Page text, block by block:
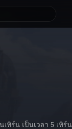
ทิร์น เป็นเวลา 5 เทิร์น